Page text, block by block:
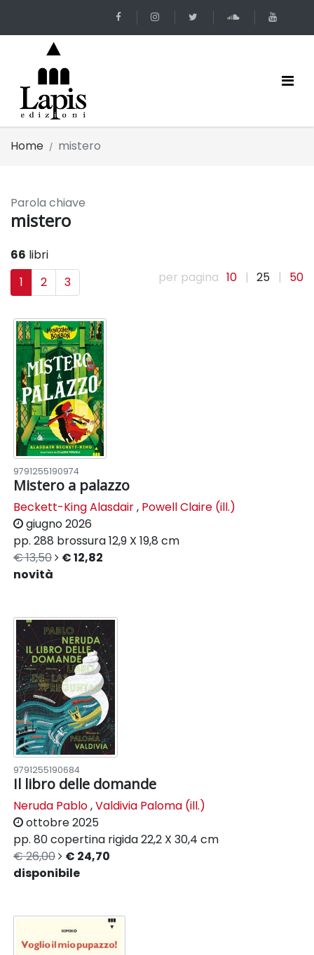
Home mistero
Parola chiave
mistero
66 libri
1
2 3 per pagina 10 | 25 | 50
9791255190974
Mistero a palazzo
Beckett-King Alasdair, Powell Claire (ill.)
giugno 2026
pp. 288 brossura12,9 X 19,8 cm
€ 13,50
€ 12,82
novità
9791255190684
Il libro delle domande
Neruda Pablo,Valdivia Paloma (ill.)
ottobre 2025
pp. 80copertina rigida22,2 X 30,4 cm
€ 26,00
€ 24,70
disponibile